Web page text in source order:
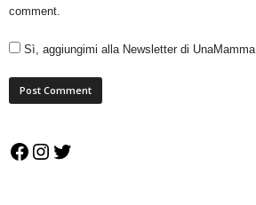
comment.
Sì, aggiungimi alla Newsletter di UnaMamma
Facebook
Instagram
Twitter